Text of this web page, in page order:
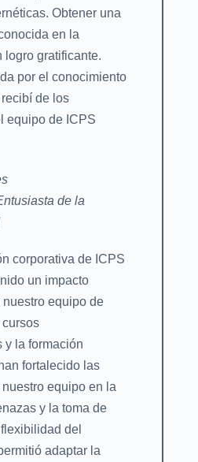
Obtener una
en la
logro gratificante.
por el conocimiento
de los
equipo de ICPS
de la
corporativa de ICPS
un impacto
equipo de
y la formación
fortalecido las
equipo en la
y la toma de
del
adaptar la